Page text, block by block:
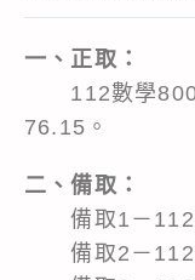
一、正取：
112數學
76.15。
二、備取：
備取1－112
備取2－112